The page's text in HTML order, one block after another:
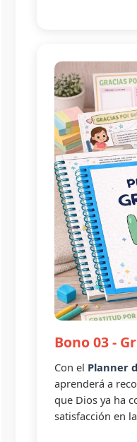
Bono 03 -
Con el Planner
aprenderá a
que Dios ya ha
satisfacción en